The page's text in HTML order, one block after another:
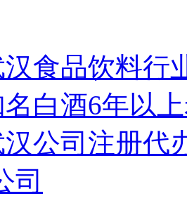
汉食品饮料行
名白酒6年以
汉公司注册代
司